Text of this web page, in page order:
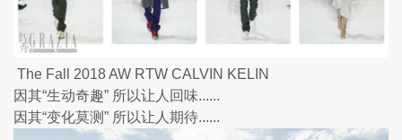
The Fall 2018 AW RTW CALVIN KELIN
因其“生动奇趣” 所以让人回味......
因其“变化莫测” 所以让人期待......